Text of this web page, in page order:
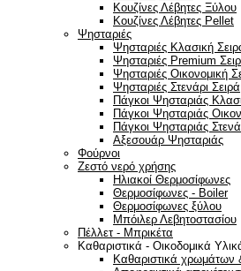
Κουζίνες Λέβητες Ξύλου
Κουζίνες Λέβητες Pellet
Ψησταριές
Ψησταριές Κλασική
Ψησταριές Premium
Ψησταριές Οικονομική
Ψησταριές Στενάρι Σειρά
Πάγκοι Ψησταριάς
Πάγκοι Ψησταριάς
Πάγκοι Ψησταριάς
Αξεσουάρ Ψησταριάς
Φούρνοι
Ζεστό νερό χρήσης
Ηλιακοί Θερμοσίφωνες
Θερμοσίφωνες - Boiler
Θερμοσίφωνες ξύλου
Μπόιλερ Λεβητοστασίου
Πέλλετ - Μπρικέτα
Καθαριστικά - Οικοδομικά
Καθαριστικά χρωμάτων